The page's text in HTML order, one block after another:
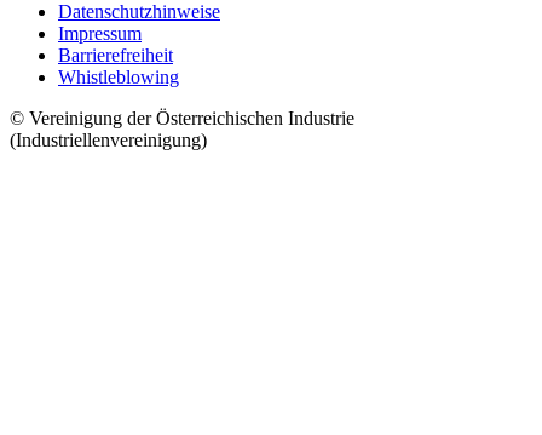
Datenschutzhinweise
Impressum
Barrierefreiheit
Whistleblowing
© Vereinigung der Österreichischen Industrie
(Industriellenvereinigung)